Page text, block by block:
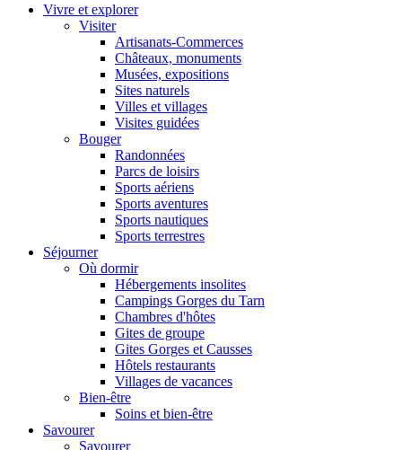
Vivre et explorer
Visiter
Artisanats-Commerces
Châteaux, monuments
Musées, expositions
Sites naturels
Villes et villages
Visites guidées
Bouger
Randonnées
Parcs de loisirs
Sports aériens
Sports aventures
Sports nautiques
Sports terrestres
Séjourner
Où dormir
Hébergements insolites
Campings Gorges du Tarn
Chambres d'hôtes
Gites de groupe
Gites Gorges et Causses
Hôtels restaurants
Villages de vacances
Bien-être
Soins et bien-être
Savourer
Savourer